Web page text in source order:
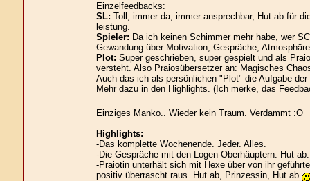
Einzelfeedbacks:
SL: Toll, immer da, immer ansprechbar, Hut ab für
leistung.
Spieler: Da ich keinen Schimmer mehr habe, wer
Gewandung über Motivation, Gespräche,
Plot: Super geschrieben, super gespielt und als
versteht. Also Praiosübersetzer an: Magisches
Auch das ich als persönlichen "Plot" die Aufgabe
Mehr dazu in den Highlights. (Ich merke, das
Einziges Manko.. Wieder kein Traum. Verdammt :O
Highlights:
-Das komplette Wochenende. Jeder. Alles.
-Die Gespräche mit den Logen-Oberhäuptern: Hut
-Praiotin unterhält sich mit Hexe über von ihr
positiv überrascht raus. Hut ab, Prinzessin, Hut ab